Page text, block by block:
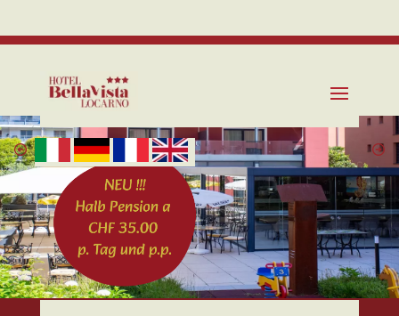
Tel. +41 91 235 02 50
info@bellavistalocarno.ch